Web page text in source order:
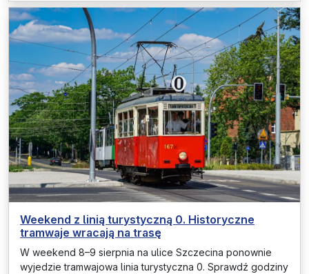
Weekend z linią turystyczną 0. Historyczne
tramwaje wracają na trasę
W weekend 8–9 sierpnia na ulice Szczecina ponownie
wyjedzie tramwajowa linia turystyczna 0. Sprawdź godziny